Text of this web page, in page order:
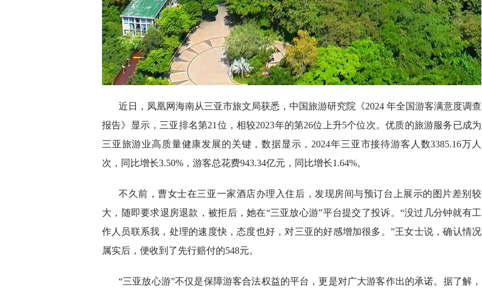
近日，凤凰网海南从三亚市旅文局获悉，中国旅游研究院《2024 年全国游客满意度调查
报告》显示，三亚排名第21位，相较2023年的第26位上升5个位次。优质的旅游服务已成为
三亚旅游业高质量健康发展的关键，数据显示，2024年三亚市接待游客人数3385.16万人
次，同比增长3.50%，游客总花费943.34亿元，同比增长1.64%。
不久前，曹女士在三亚一家酒店办理入住后，发现房间与预订台上展示的图片差别较
大，随即要求退房退款，被拒后，她在“三亚放心游”平台提交了投诉。“没过几分钟就有工
作人员联系我，处理的速度快，态度也好，对三亚的好感增加很多。”王女士说，确认情况
属实后，便收到了先行赔付的548元。
“三亚放心游”不仅是保障游客合法权益的平台，更是对广大游客作出的承诺。据了解，